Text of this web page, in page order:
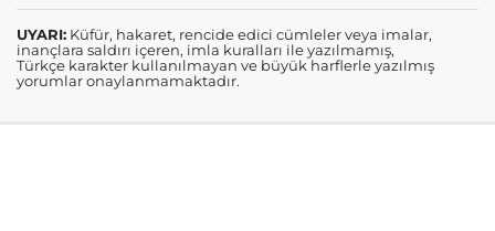
UYARI: Küfür, hakaret, rencide edici cümleler veya imalar,
inançlara saldırı içeren, imla kuralları ile yazılmamış,
Türkçe karakter kullanılmayan ve büyük harflerle yazılmış
yorumlar onaylanmamaktadır.